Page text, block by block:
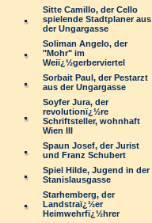
Sitte Camillo, der Cello
spielende Stadtplaner aus
der Ungargasse
Soliman Angelo, der
"Mohr" im
Weiï¿½gerberviertel
Sorbait Paul, der Pestarzt
aus der Ungargasse
Soyfer Jura, der
revolutionï¿½re
Schriftsteller, wohnhaft
Wien III
Spaun Josef, der Jurist
und Franz Schubert
Spiel Hilde, Jugend in der
Stanislausgasse
Starhemberg, der
Landstraï¿½er
Heimwehrfï¿½hrer